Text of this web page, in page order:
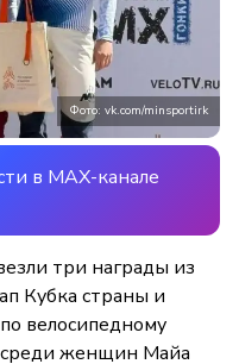
Фото: vk.com/minsportirk
в MAX-канале
три награды из
Кубка страны и
велосипедному
среди женщин Майа